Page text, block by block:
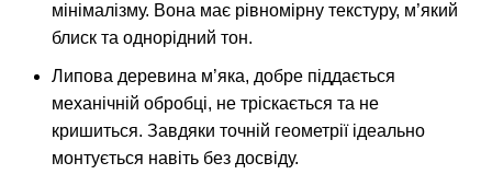
мінімалізму. Вона має рівномірну текстуру, м’який
блиск та однорідний тон.
Липова деревина м’яка, добре піддається
механічній обробці, не тріскається та не
кришиться. Завдяки точній геометрії ідеально
монтується навіть без досвіду.